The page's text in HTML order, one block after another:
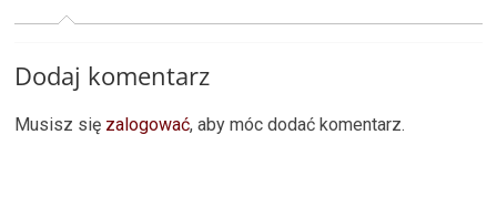
Dodaj komentarz
Musisz się zalogować, aby móc dodać komentarz.